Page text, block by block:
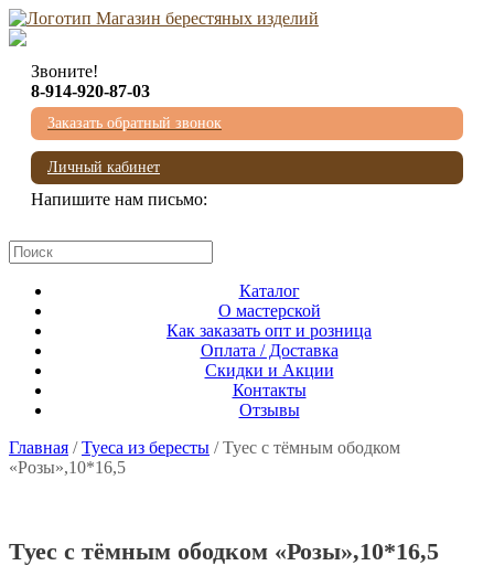
Звоните!
8-914-920-87-03
Заказать обратный звонок
Личный кабинет
Напишите нам письмо:
Каталог
О мастерской
Как заказать опт и розница
Оплата / Доставка
Скидки и Акции
Контакты
Отзывы
Главная /Туеса из бересты / Туес с тёмным ободком
«Розы»,10*16,5
Туес с тёмным ободком «Розы»,10*16,5